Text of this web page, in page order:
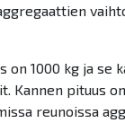
on 1000 kg ja
Kannen pituus
reunoissa